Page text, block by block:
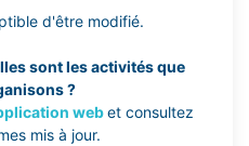
d'être modifié.
sont les activités que
?
web et consultez
mis à jour.